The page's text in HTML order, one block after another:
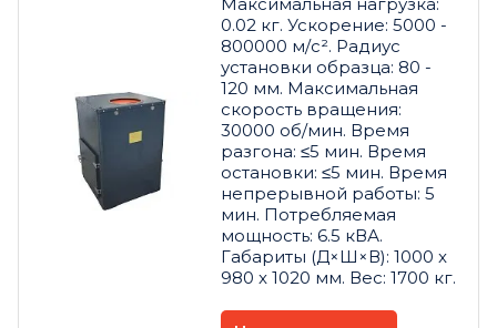
0.02 кг. Ускорение: 5000 -
800000 м/с². Радиус
установки образца: 80 -
120 мм. Максимальная
скорость вращения:
30000 об/мин. Время
разгона: ≤5 мин. Время
остановки: ≤5 мин. Время
непрерывной работы: 5
мин. Потребляемая
мощность: 6.5 кВА.
Габариты (Д×Ш×В): 1000 x
980 x 1020 мм. Вес: 1700 кг.